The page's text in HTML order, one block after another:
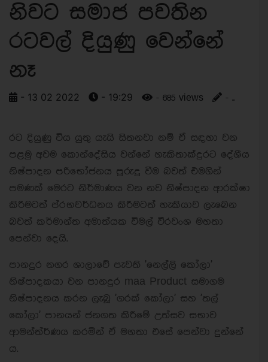
නිවට සමාජ පවතින
රටවල් දියුණු වෙන්නේ
නෑ
- 13 02 2022 - 19:29 - 685 views - ..
රට දියුණු විය යුතු යැයි සිතනවා නම් ඒ සඳහා වන
පළමු අවම කොන්දේසිය වන්නේ හැකිතාක්දුරට දේශීය
නිෂ්පාදන පරිභෝජනය පුරුදු වීම බවත් එමගින්
පමණක් මෙරට නිර්මාණය වන නව නිෂ්පාදන ආරක්ෂා
කිරීමටත් ප්රභවර්ධනය කිරීමටත් හැකියාව ලැබෙන
බවත් කර්මාන්ත අමාත්යක විමල් වීරවංශ මහතා
පෙන්වා දෙයි.
පානදුර නගර ශාලාවේ පැවති 'නෙල්ලි කෝලා'
නිෂ්පාදකයා වන පානදුර maa Product සමාගම
නිෂ්පාදනය කරන ලැබූ 'ගරක් කෝලා' සහ 'තල්
කෝලා' පානයන් ජනගත කිරීමේ උත්සව සභාව
ආමන්ත්ර්ණය කරමින් ඒ මහතා එසේ පෙන්වා දුන්නේ
ය.